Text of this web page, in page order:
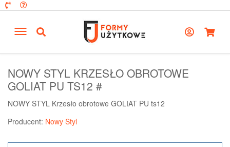
NOWY STYL KRZESŁO OBROTOWE
GOLIAT PU TS12 #
NOWY STYL Krzesło obrotowe GOLIAT PU ts12
Producent: Nowy Styl